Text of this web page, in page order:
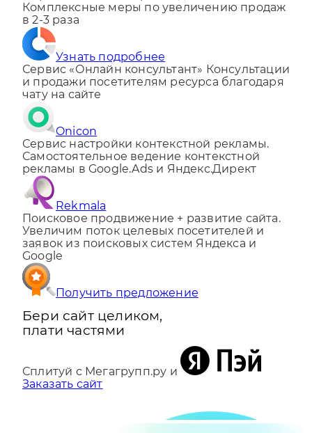
Маркетинговое сопровождение
Комплексные меры по увеличению продаж
в 2-3 раза
Узнать подробнее
Сервис «Онлайн консультант»Консультации
и продажи посетителям ресурса благодаря
чату на сайте
Onicon
Сервис настройки контекстной рекламы.
Самостоятельное ведение контекстной
рекламы в Google.Ads и Яндекс.Директ
Rekmala
Поисковое продвижение + развитие сайта.
Увеличим поток целевых посетителей и
заявок из поисковых систем Яндекса и
Google
Бери сайт целиком,
Сплитуй с Мегагрупп.ру и